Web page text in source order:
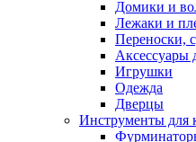
Домики и
Лежаки и
Переноски,
Аксессуары
Игрушки
Одежда
Дверцы
Инструменты для